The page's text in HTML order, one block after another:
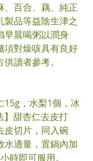
、百合、藕、純正
製品等益陰生津之
早晨喝粥以潤身
項對燥咳具有良好
讀者參考。
15g，水梨1個，冰
】甜杏仁去皮打
皮切片，同入碗
水適量，置鍋內加
時即可服用。